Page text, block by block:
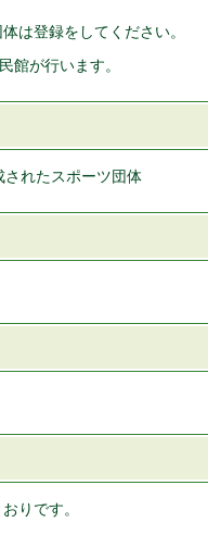
は登録をしてください。
館が行います。
れたスポーツ団体
りです。